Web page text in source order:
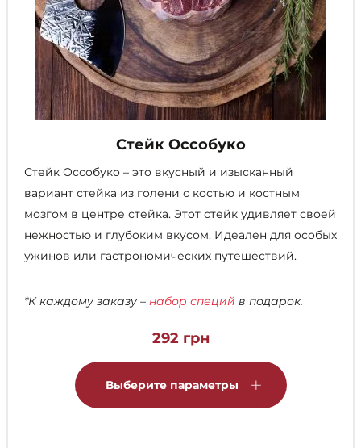
Стейк Оссобуко
Стейк Оссобуко – это вкусный и изысканный
вариант стейка из голени с костью и костным
мозгом в центре стейка. Этот стейк удивляет своей
нежностью и глубоким вкусом. Идеален для особых
ужинов или гастрономических путешествий.
*К каждому заказу – набор специй в подарок.
292 грн
Выберите параметры
товар